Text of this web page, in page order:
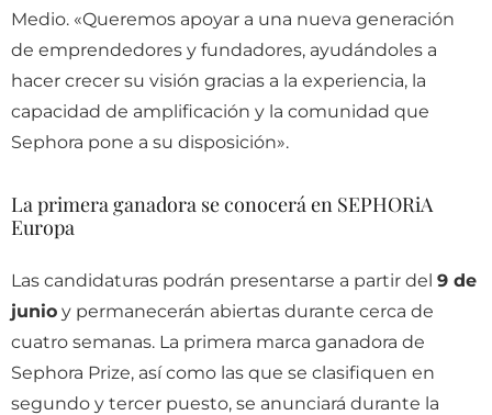
Medio. «Queremos apoyar a una nueva generación
de emprendedores y fundadores, ayudándoles a
hacer crecer su visión gracias a la experiencia, la
capacidad de amplificación y la comunidad que
Sephora pone a su disposición».
La primera ganadora se conocerá en SEPHORiA
Europa
Las candidaturas podrán presentarse a partir del 9 de
junio y permanecerán abiertas durante cerca de
cuatro semanas. La primera marca ganadora de
Sephora Prize, así como las que se clasifiquen en
segundo y tercer puesto, se anunciará durante la